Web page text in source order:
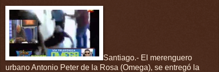
Santiago.- El merenguero
urbano Antonio Peter de la Rosa (Omega), se entregó la